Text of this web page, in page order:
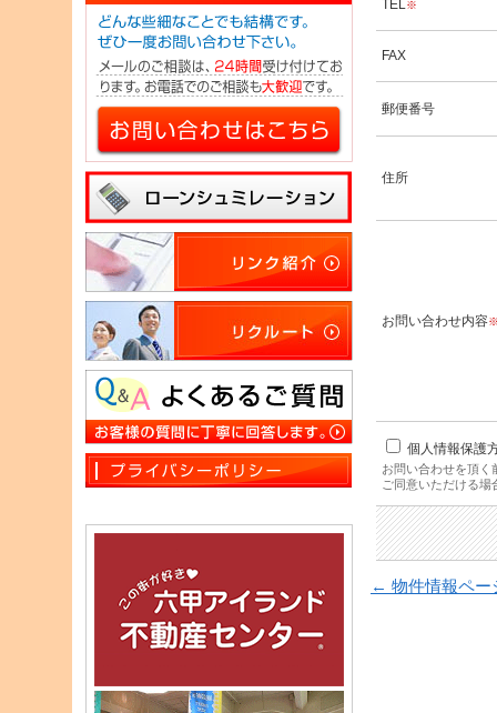
TEL※
FAX
郵便番号
住所
お問い合わせ内容
個人情報保護
お問い合わせを頂く
ご同意いただける
← 物件情報ペー